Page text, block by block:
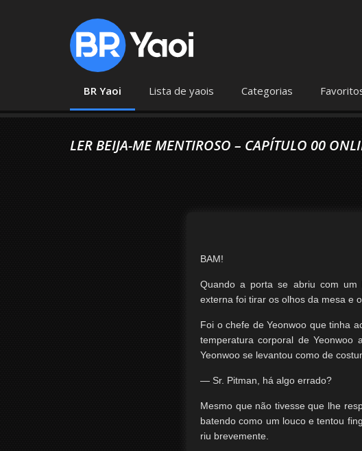
BR Yaoi Lista de yaois Categorias
LER BEIJA-ME MENTIROSO – CAPÍTULO 00
BAM!
Quando a porta se abriu com um
externa foi tirar os olhos da mesa e
Foi o chefe de Yeonwoo que tinha
temperatura corporal de Yeonwoo
Yeonwoo se levantou como de
— Sr. Pitman, há algo errado?
Mesmo que não tivesse que lhe
batendo como um louco e tentou
riu brevemente.